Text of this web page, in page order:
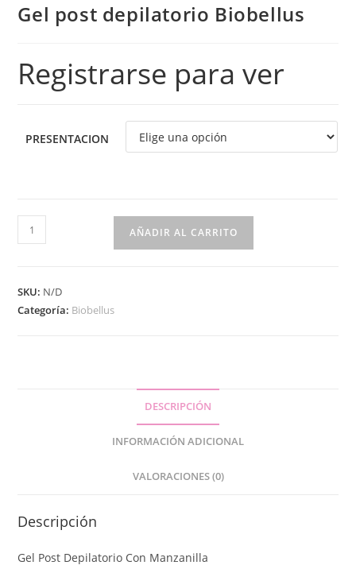
Gel post depilatorio Biobellus
Registrarse para ver
PRESENTACION
AÑADIR AL CARRITO
SKU: N/D
Categoría: Biobellus
DESCRIPCIÓN
INFORMACIÓN ADICIONAL
VALORACIONES (0)
Descripción
Gel Post Depilatorio Con Manzanilla